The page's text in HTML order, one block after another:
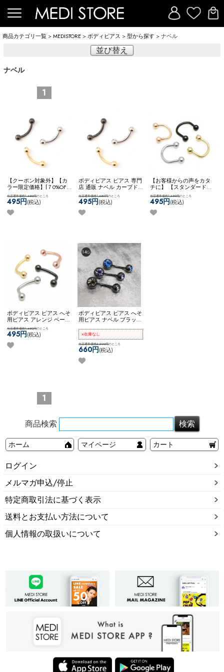
商品カテゴリ一覧 >MEDISTORE >ボディピアス >型から探す > ナベル
並び替え
ナベル
1
【クーポン対象外】【カ
ラー限定価格】[７0%OFF]
ボディピアス ピアス 専門
店 通販 ナベル カーブド
バーベル 臍 へそピアス
ロック ルーク スナッグ
当店通常価格1,650円のところ
495円(税込)
ボディピアス ピアス 専門
店 通販 ナベル カーブド
バーベル 臍 へそピアス
ロック ルーク スナッグ
アンチトラガス アイブロ
ー ネコポスOK
当店通常価格1,650円のところ
495円(税込)
【お客様からの声をカタ
チに】 【スタンダード】
アレンジパーツ 弊社開発
商品 耳たぶ用 WFアレン
ジ ネコポスOK
ーナベル
当店通常価格1,650円のところ
495円(税込)
ボディピアス ピアス へそ
用ピアス アレンジ ベース
アイテム カスタム 自社開
発商品 8mm 10mm ネコポ
スOKカーブドナベル
当店通常価格1,650円のところ
495円(税込)
ボディピアス ピアス へそ
用ピアス ナベル ブラック
イヤモンド フューシャ レ
ッド ピンク ネコポスOK
ダブルジュエルナベル (ブ
ラック)
×在庫なし
当店通常価格2,200円のところ
660円(税込)
1
商品検索
ホーム マイページ カート
ログイン
メルマガ申込/停止
特定商取引法に基づく表示
送料とお支払い方法について
個人情報の取扱いについて